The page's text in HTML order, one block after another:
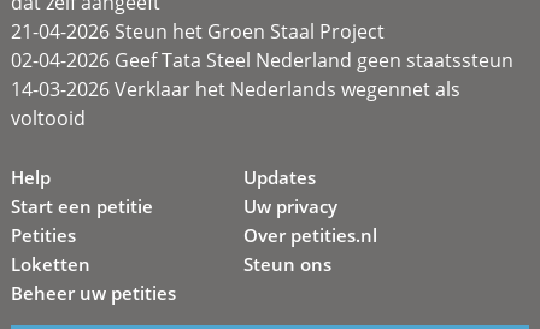
21-04-2026 Steun het Groen Staal Project
02-04-2026 Geef Tata Steel Nederland geen staatssteun
14-03-2026 Verklaar het Nederlands wegennet als
voltooid
Help
Start een petitie
Petities
Loketten
Beheer uw petities
Updates
Uw privacy
Over petities.nl
Steun ons